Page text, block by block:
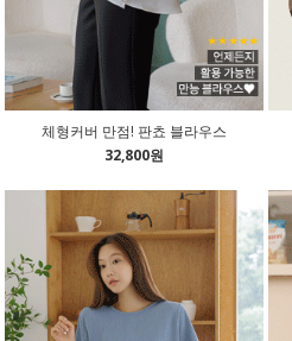
체형커버 만점! 판쵸 블라우스
32,800원